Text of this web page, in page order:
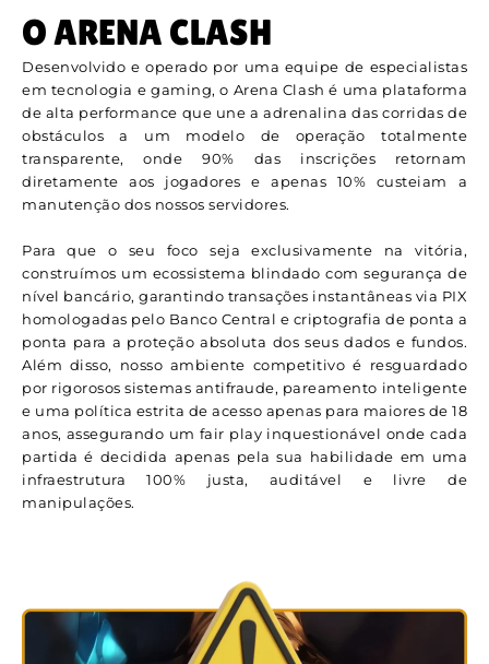
O ARENA CLASH
Desenvolvido e operado por uma equipe de especialistas
em tecnologia e gaming, o Arena Clash é uma plataforma
de alta performance que une a adrenalina das corridas de
obstáculos a um modelo de operação totalmente
transparente, onde 90% das inscrições retornam
diretamente aos jogadores e apenas 10% custeiam a
manutenção dos nossos servidores.
Para que o seu foco seja exclusivamente na vitória,
construímos um ecossistema blindado com segurança de
nível bancário, garantindo transações instantâneas via PIX
homologadas pelo Banco Central e criptografia de ponta a
ponta para a proteção absoluta dos seus dados e fundos.
Além disso, nosso ambiente competitivo é resguardado
por rigorosos sistemas antifraude, pareamento inteligente
e uma política estrita de acesso apenas para maiores de 18
anos, assegurando um fair play inquestionável onde cada
partida é decidida apenas pela sua habilidade em uma
infraestrutura 100% justa, auditável e livre de
manipulações.